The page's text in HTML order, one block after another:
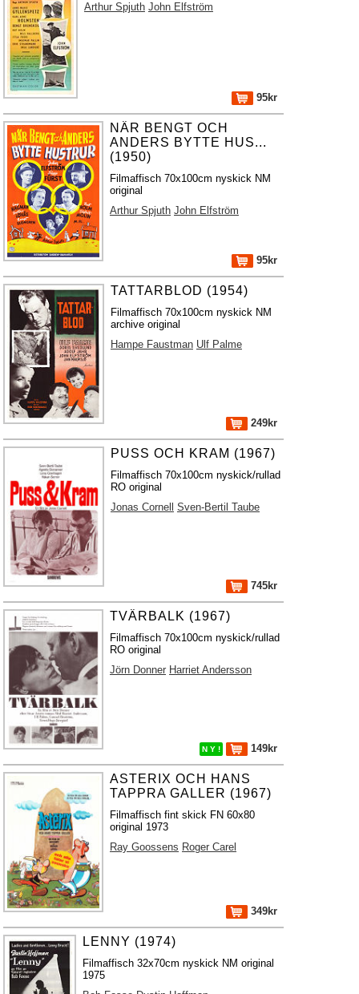
Arthur Spjuth John Elfström
95kr
NÄR BENGT OCH
ANDERS BYTTE HUS...
(1950)
Filmaffisch 70x100cm nyskick NM
original
Arthur Spjuth John Elfström
95kr
TATTARBLOD (1954)
Filmaffisch 70x100cm nyskick NM
archive original
Hampe Faustman Ulf Palme
249kr
PUSS OCH KRAM (1967)
Filmaffisch 70x100cm nyskick/rullad
RO original
Jonas Cornell
Sven-Bertil Taube
745kr
TVÄRBALK (1967)
Filmaffisch 70x100cm nyskick/rullad
RO original
Jörn Donner Harriet Andersson
N Y ! 149kr
ASTERIX OCH HANS
TAPPRA GALLER (1967)
Filmaffisch fint skick FN 60x80
original 1973
Ray Goossens Roger Carel
349kr
LENNY (1974)
Filmaffisch 32x70cm nyskick NM original
1975